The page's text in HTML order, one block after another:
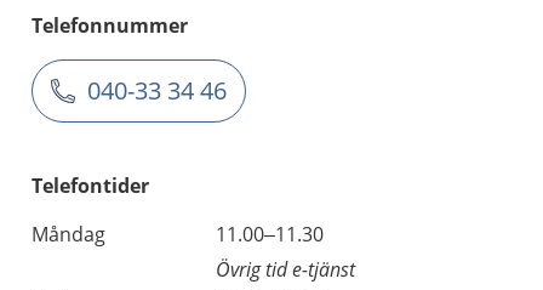
Telefonnummer
040-33 34 46
Telefontider
Måndag
11.00–11.30
Övrig tid e-tjänst